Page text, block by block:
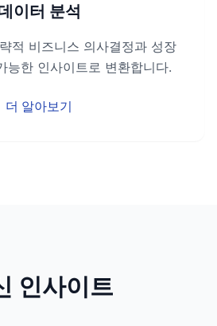
이터 분석
적 비즈니스 의사결정과 성장
능한 인사이트로 변환합니다.
더 알아보기
인사이트